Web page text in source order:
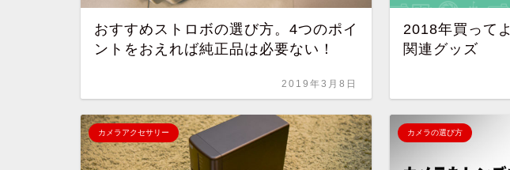
おすすめストロボの選び方。4つのポイ
ントをおえれば純正品は必要ない！
2019年3月8日
2018年買って
関連グッズ
カメラアクセサリー カメラの選び方